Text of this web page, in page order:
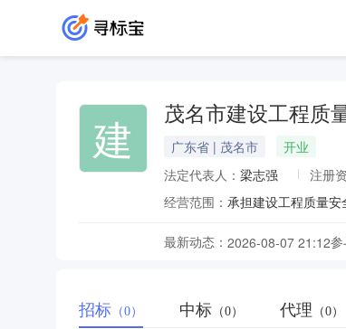
建 茂名市建设工程质
广东省 | 茂名市
开业
法定代表人： 梁志强 注册
经营范围：
最新动态： 2026-08-07 21:12
招标 （0） 中标 （0） 代理 （0）